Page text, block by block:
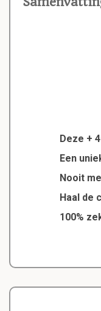
Deze +
Een
Nooit
Haal de
100%